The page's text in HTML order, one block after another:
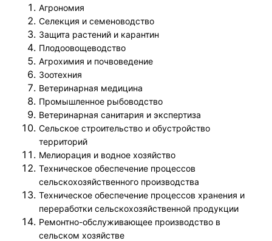
Агрономия
Селекция и семеноводство
Защита растений и карантин
Плодоовощеводство
Агрохимия и почвоведение
Зоотехния
Ветеринарная медицина
Промышленное рыбоводство
Ветеринарная санитария и экспертиза
Сельское строительство и обустройство
территорий
Мелиорация и водное хозяйство
Техническое обеспечение процессов
сельскохозяйственного производства
Техническое обеспечение процессов хранения и
переработки сельскохозяйственной продукции
Ремонтно-обслуживающее производство в
сельском хозяйстве